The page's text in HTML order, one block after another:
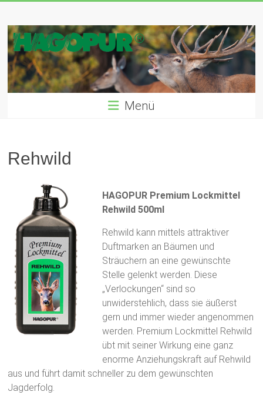
springen
Hagopur.de
|
Ihr
Profi
und
Natur
Rund
um
Jagen
Natur
Outdoor
Menü
Rehwild
HAGOPUR Premium Lockmittel
Rehwild 500ml
Rehwild kann mittels attraktiver
Duftmarken an Bäumen und
Sträuchern an eine gewünschte
Stelle gelenkt werden. Diese
„Verlockungen“ sind so
unwiderstehlich, dass sie äußerst
gern und immer wieder angenommen
werden. Premium Lockmittel Rehwild
übt mit seiner Wirkung eine ganz
enorme Anziehungskraft auf Rehwild
aus und führt damit schneller zu dem gewünschten
Jagderfolg.